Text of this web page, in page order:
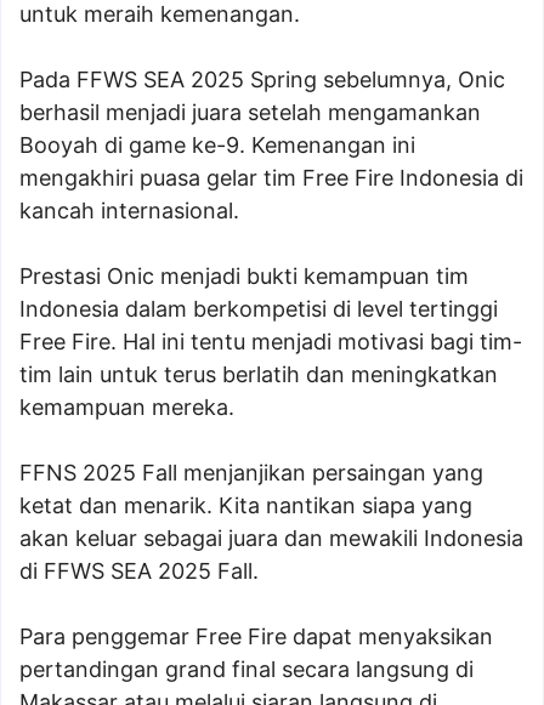
untuk meraih kemenangan.
Pada FFWS SEA 2025 Spring sebelumnya, Onic
berhasil menjadi juara setelah mengamankan
Booyah di game ke-9. Kemenangan ini
mengakhiri puasa gelar tim Free Fire Indonesia di
kancah internasional.
Prestasi Onic menjadi bukti kemampuan tim
Indonesia dalam berkompetisi di level tertinggi
Free Fire. Hal ini tentu menjadi motivasi bagi tim-
tim lain untuk terus berlatih dan meningkatkan
kemampuan mereka.
FFNS 2025 Fall menjanjikan persaingan yang
ketat dan menarik. Kita nantikan siapa yang
akan keluar sebagai juara dan mewakili Indonesia
di FFWS SEA 2025 Fall.
Para penggemar Free Fire dapat menyaksikan
pertandingan grand final secara langsung di